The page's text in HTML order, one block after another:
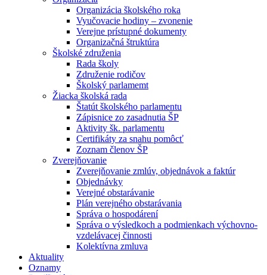
Organizácia školského roka
Vyučovacie hodiny – zvonenie
Verejne prístupné dokumenty
Organizačná štruktúra
Školské združenia
Rada školy
Združenie rodičov
Školský parlamemt
Žiacka školská rada
Štatút školského parlamentu
Zápisnice zo zasadnutia ŠP
Aktivity šk. parlamentu
Certifikáty za snahu pomôcť
Zoznam členov ŠP
Zverejňovanie
Zverejňovanie zmlúv, objednávok a faktúr
Objednávky
Verejné obstarávanie
Plán verejného obstarávania
Správa o hospodárení
Správa o výsledkoch a podmienkach výchovno-
vzdelávacej činnosti
Kolektívna zmluva
Aktuality
Oznamy